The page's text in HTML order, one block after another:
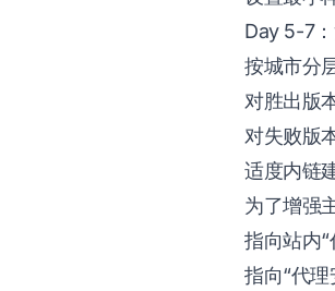
Day 5-7
按城市分
对胜出版
对失败版
适度内链
为了增强
指向站内“
指向“代理